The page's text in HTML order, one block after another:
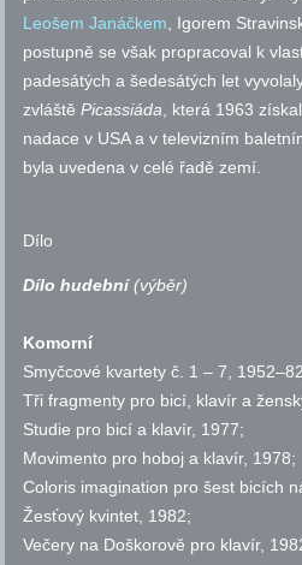
Leošem Janáčkem, Igorem
postupně se však propracoval k
padesátých a šedesátých let
zvláštěPicassiáda, která 1963
nadace v USA a v televizním
byla uvedena v celé řadě zemí.
Dílo
Dílo hudební(výběr)
Komorní
Smyčcové kvartetyč. 1 – 7,
Tři fragmenty pro bicí, klavír a
Studie pro bicí a klavír, 1977;
Movimento pro hoboj a klavír, 1978;
Coloris imagination pro šest bicích
Žesťový kvintet, 1982;
Večery na Doškorově pro klavír,